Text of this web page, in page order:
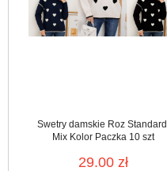
Swetry damskie Roz Standard,
Mix Kolor Paczka 10 szt
29.00 zł